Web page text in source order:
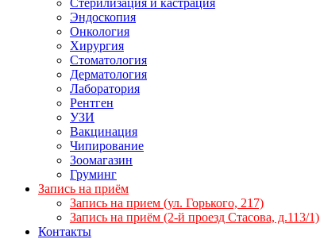
Эндоскопия
Онкология
Хирургия
Стоматология
Дерматология
Лаборатория
Рентген
УЗИ
Вакцинация
Чипирование
Зоомагазин
Груминг
Запись на приём
Запись на прием (ул. Горького, 217)
Запись на приём (2-й проезд Стасова, д.113/1)
Контакты